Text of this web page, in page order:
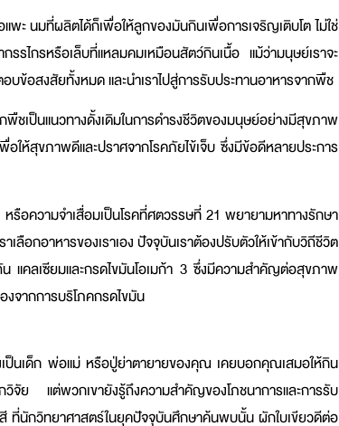
ะ นมที่ผลิตได้ก็เพื่อให้ลูกของมันกินเพื่อการเจริญเติบโต ไม่ใช่
รไกรหรือเล็บที่แหลมคมเหมือนสัตว์กินเนื้อ แม้ว่ามนุษย์เราจะ
ข้อสงสัยทั้งหมด และนำเราไปสู่การรับประทานอาหารจากพืช
ชเป็นแนวทางดั้งเดิมในการดำรงชีวิตของมนุษย์อย่างมีสุขภาพ
ให้สุขภาพดีและปราศจากโรคภัยไข้เจ็บ ซึ่งมีข้อดีหลายประการ
รือความจำเสื่อมเป็นโรคที่ศตวรรษที่ 21 พยายามหาทางรักษา
ลือกอาหารของเราเอง ปัจจุบันเราต้องปรับตัวให้เข้ากับวิถีชีวิต
แคลเซียมและกรดไขมันโอเมก้า 3 ซึ่งมีความสำคัญต่อสุขภาพ
งจากการบริโภคกรดไขมัน
นเด็ก พ่อแม่ หรือปู่ย่าตายายของคุณ เคยบอกคุณเสมอให้กิน
ย แต่พวกเขายังรู้ถึงความสำคัญของโภชนาการและการรับ
ที่นักวิทยาศาสตร์ในยุคปัจจุบันศึกษาค้นพบนั้น ผักใบเขียวดีต่อ